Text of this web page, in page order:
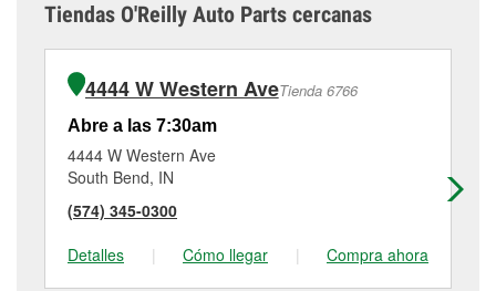
Tiendas O'Reilly Auto Parts cercanas
4444 W Western AveTienda 6766
Abre a las 7:30am
4444 W Western Ave
South Bend, IN
(574) 345-0300
Detalles
| Cómo llegar | Compra ahora